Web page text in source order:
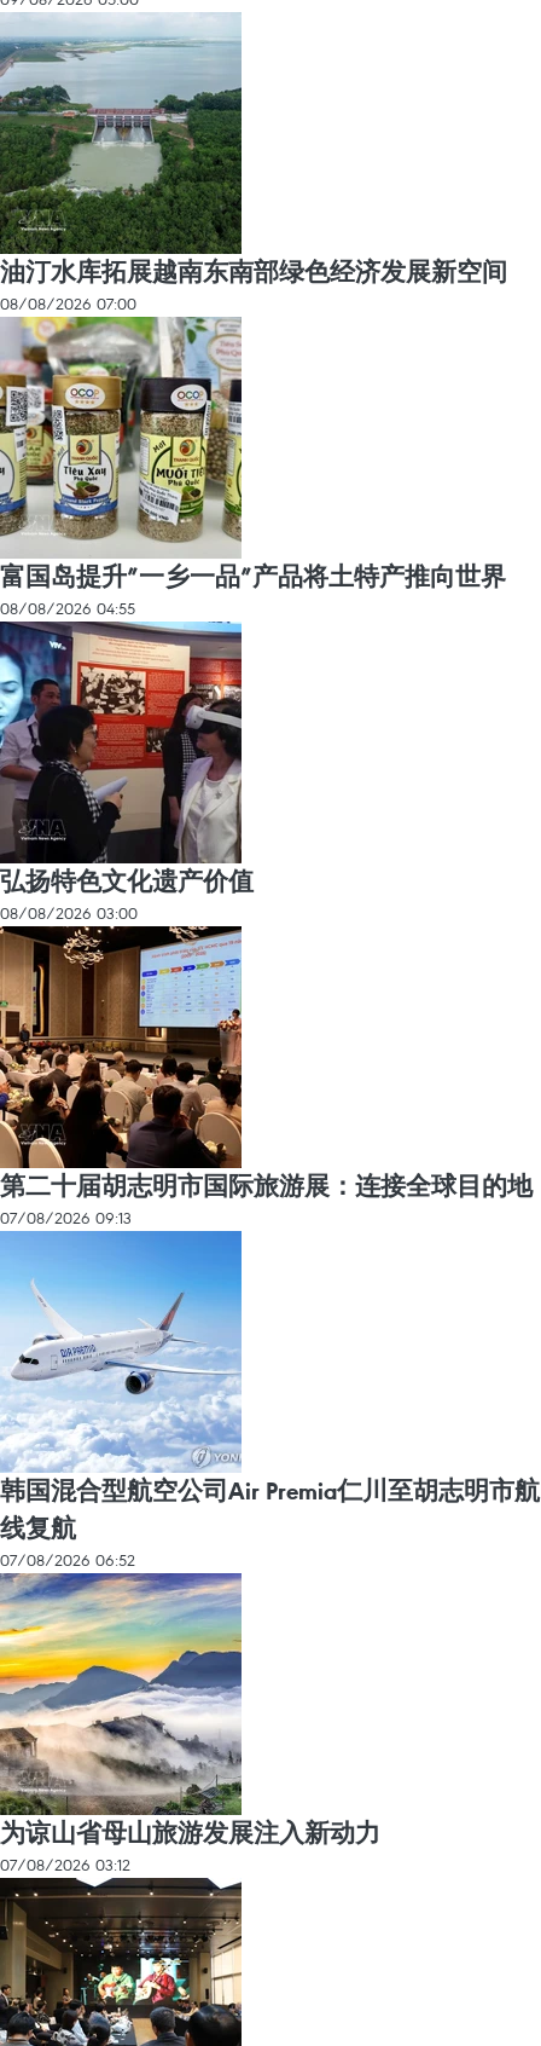
油汀水库拓展越南东南部绿色经济发展新空间
08/08/2026 07:00
富国岛提升”一乡一品”产品将土特产推向世界
08/08/2026 04:55
弘扬特色文化遗产价值
08/08/2026 03:00
第二十届胡志明市国际旅游展：连接全球目的地
07/08/2026 09:13
韩国混合型航空公司Air Premia仁川至胡志明市航
线复航
07/08/2026 06:52
为谅山省母山旅游发展注入新动力
07/08/2026 03:12